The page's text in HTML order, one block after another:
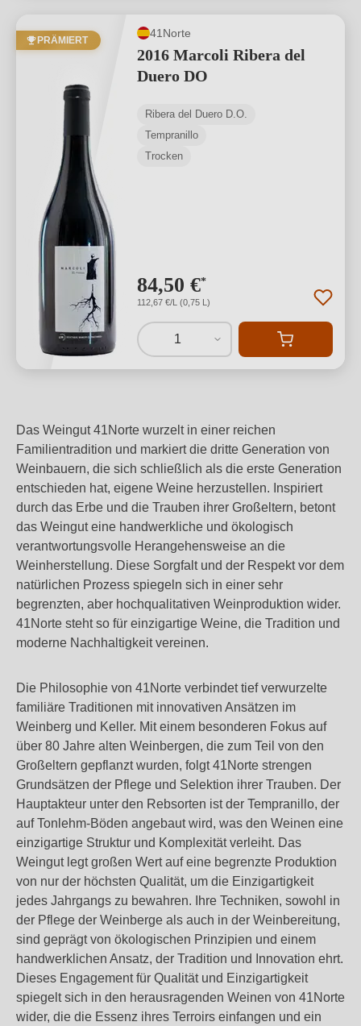
PRÄMIERT
41Norte
2016 Marcoli Ribera del
Duero DO
Ribera del Duero D.O.
Tempranillo
Trocken
84,50 €*
112,67 €/L (0,75 L)
1
Das Weingut 41Norte wurzelt in einer reichen
Familientradition und markiert die dritte Generation von
Weinbauern, die sich schließlich als die erste Generation
entschieden hat, eigene Weine herzustellen. Inspiriert
durch das Erbe und die Trauben ihrer Großeltern, betont
das Weingut eine handwerkliche und ökologisch
verantwortungsvolle Herangehensweise an die
Weinherstellung. Diese Sorgfalt und der Respekt vor dem
natürlichen Prozess spiegeln sich in einer sehr
begrenzten, aber hochqualitativen Weinproduktion wider.
41Norte steht so für einzigartige Weine, die Tradition und
moderne Nachhaltigkeit vereinen.
Die Philosophie von 41Norte verbindet tief verwurzelte
familiäre Traditionen mit innovativen Ansätzen im
Weinberg und Keller. Mit einem besonderen Fokus auf
über 80 Jahre alten Weinbergen, die zum Teil von den
Großeltern gepflanzt wurden, folgt 41Norte strengen
Grundsätzen der Pflege und Selektion ihrer Trauben. Der
Hauptakteur unter den Rebsorten ist der Tempranillo, der
auf Tonlehm-Böden angebaut wird, was den Weinen eine
einzigartige Struktur und Komplexität verleiht. Das
Weingut legt großen Wert auf eine begrenzte Produktion
von nur der höchsten Qualität, um die Einzigartigkeit
jedes Jahrgangs zu bewahren. Ihre Techniken, sowohl in
der Pflege der Weinberge als auch in der Weinbereitung,
sind geprägt von ökologischen Prinzipien und einem
handwerklichen Ansatz, der Tradition und Innovation ehrt.
Dieses Engagement für Qualität und Einzigartigkeit
spiegelt sich in den herausragenden Weinen von 41Norte
wider, die die Essenz ihres Terroirs einfangen und ein